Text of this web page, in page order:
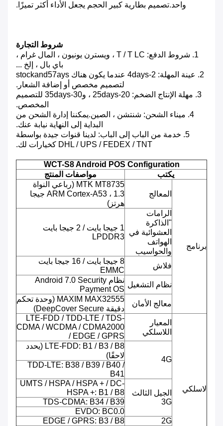
واحد.تصميم بطارية كبير الحجم يجعل الأداء أكثر تميزًا.
شروط التجارة
1. شروط الدفع: T / T LC ، ويسترن يونيون ، المال غرام ،
باي بال ، إلخ ...
2. عينة المهلة: 2-4days عندما يكون هناك stockand57ays
لتصميم مخصص أو إضافة الشعار.
3. مهلة الإنتاج الضخم: 20-25days ، و30-35days للتصميم
المخصص.
4. ميناء الشحن: شنتشن ، الصين.يمكننا إدارة الشحن من
البداية إلى النهاية نيابة عنك.
5. خدمة من الباب إلى الباب: لدينا قنوات جيدة بواسطة
DHL / UPS / FEDEX / TNT كخيارات لك.
WCT-S8 Android POS Configuration
يكتب
مواصفات المنتج
برنامج
المعالج
MTK MT8735 (رباعي النواة
ARM Cortex-A53 ، 1.3 جيجا
هرتز)
الرامات
"الذاكرة
العشوائية في
الهواتف
والحواسيب
1 جيجا بايت / 2 جيجا بايت
LPDDR3
فلاش
8 جيجا بايت / 16 جيجا بايت
EMMC
نظام التشغيل
نظام Android 7.0 Security
Payment OS
معالج الأمان
MAXIM MAX32555 (وحدة تحكم
دقيقة DeepCover Secure)
لاسلكي
المعيار
اللاسلكي
LTE-FDD / TDD-LTE / TDS-
CDMA / WCDMA / CDMA2000
/ EDGE / GPRS
4G
LTE-FDD: B1 / B3 / B8 (يحدد
لاحقًا)
TDD-LTE: B38 / B39 / B40 /
B41
الجيل الثالث
3G
UMTS / HSPA / HSPA + / DC-
HSPA +: B1 / B8
TDS-CDMA: B34 / B39
EVDO: BC0.0
2G
EDGE / GPRS: B3 / B8